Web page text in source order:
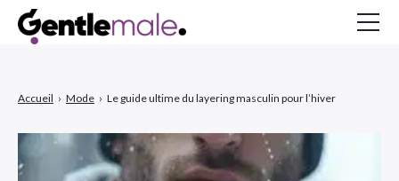
Accueil › Mode › Le guide ultime du layering masculin pour l’hiver
À propos
Inspirations